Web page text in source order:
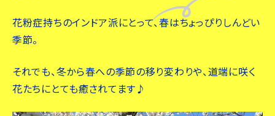
花粉症持ちのインドア派にとって、春はちょっぴりしんどい
季節。
それでも、冬から春への季節の移り変わりや、道端に咲く
花たちにとても癒されてます♪